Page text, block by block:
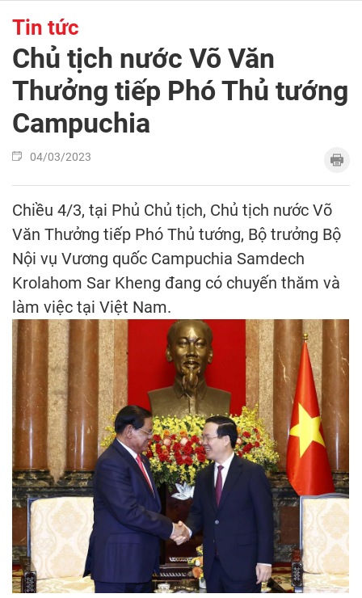
Tin tức
Chủ tịch nước Võ Văn
Thưởng tiếp Phó Thủ tướng
Campuchia
04/03/2023
Chiều 4/3, tại Phủ Chủ tịch, Chủ tịch nước Võ
Văn Thưởng tiếp Phó Thủ tướng, Bộ trưởng Bộ
Nội vụ Vương quốc Campuchia Samdech
Krolahom Sar Kheng đang có chuyến thăm và
làm việc tại Việt Nam.